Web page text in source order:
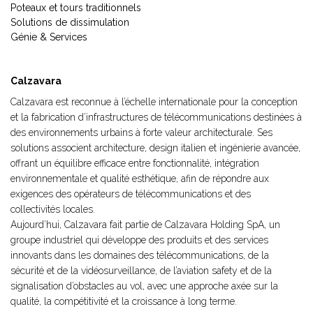
Poteaux et tours traditionnels
Solutions de dissimulation
Génie & Services
Calzavara
Calzavara est reconnue à l’échelle internationale pour la conception
et la fabrication d’infrastructures de télécommunications destinées à
des environnements urbains à forte valeur architecturale. Ses
solutions associent architecture, design italien et ingénierie avancée,
offrant un équilibre efficace entre fonctionnalité, intégration
environnementale et qualité esthétique, afin de répondre aux
exigences des opérateurs de télécommunications et des
collectivités locales.
Aujourd’hui, Calzavara fait partie de Calzavara Holding SpA, un
groupe industriel qui développe des produits et des services
innovants dans les domaines des télécommunications, de la
sécurité et de la vidéosurveillance, de l’aviation safety et de la
signalisation d’obstacles au vol, avec une approche axée sur la
qualité, la compétitivité et la croissance à long terme.